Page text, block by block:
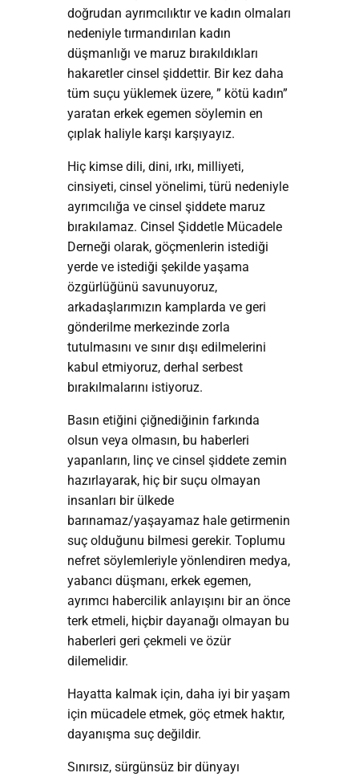
doğrudan ayrımcılıktır ve kadın olmaları
nedeniyle tırmandırılan kadın
düşmanlığı ve maruz bırakıldıkları
hakaretler cinsel şiddettir. Bir kez daha
tüm suçu yüklemek üzere, ” kötü kadın”
yaratan erkek egemen söylemin en
çıplak haliyle karşı karşıyayız.
Hiç kimse dili, dini, ırkı, milliyeti,
cinsiyeti, cinsel yönelimi, türü nedeniyle
ayrımcılığa ve cinsel şiddete maruz
bırakılamaz. Cinsel Şiddetle Mücadele
Derneği olarak, göçmenlerin istediği
yerde ve istediği şekilde yaşama
özgürlüğünü savunuyoruz,
arkadaşlarımızın kamplarda ve geri
gönderilme merkezinde zorla
tutulmasını ve sınır dışı edilmelerini
kabul etmiyoruz, derhal serbest
bırakılmalarını istiyoruz.
Basın etiğini çiğnediğinin farkında
olsun veya olmasın, bu haberleri
yapanların, linç ve cinsel şiddete zemin
hazırlayarak, hiç bir suçu olmayan
insanları bir ülkede
barınamaz/yaşayamaz hale getirmenin
suç olduğunu bilmesi gerekir. Toplumu
nefret söylemleriyle yönlendiren medya,
yabancı düşmanı, erkek egemen,
ayrımcı habercilik anlayışını bir an önce
terk etmeli, hiçbir dayanağı olmayan bu
haberleri geri çekmeli ve özür
dilemelidir.
Hayatta kalmak için, daha iyi bir yaşam
için mücadele etmek, göç etmek haktır,
dayanışma suç değildir.
Sınırsız, sürgünsüz bir dünyayı